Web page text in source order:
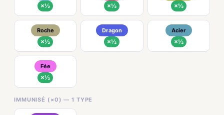
×½ ×½ ×½
Roche
×½
Dragon
×½
Acier
×½
Fée
×½
IMMUNISÉ (×0) — 1 TYPE